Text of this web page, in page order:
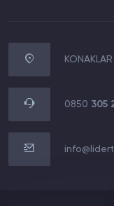
0850 305